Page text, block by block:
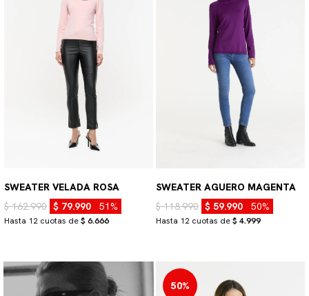
SWEATER VELADA ROSA
$ 162.990 $ 79.990 51%
Hasta 12 cuotas de$ 6.666
SWEATER AGUERO MAGENTA
$ 118.990 $ 59.990 50%
Hasta 12 cuotas de$ 4.999
50%